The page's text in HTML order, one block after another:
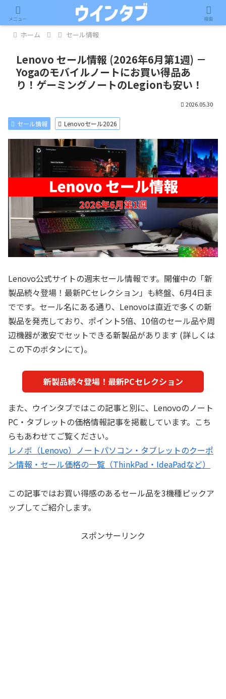
記事内に広告が含まれています。
ホーム セール情報
Lenovo セール情報 (2026年6月第1週) －
Yogaのモバイルノートにお買い得品あ
り！ゲーミングノートのLegionも安い！
2026.05.30
セール情報 Lenovoセール2026
Lenovo公式サイトの週末セール情報です。開催中の「新
製品続々登場！最新PCセレクション」も終盤、6月4日ま
でです。セール名にある通り、Lenovoは直近で多くの新
製品を発売しており、ポイント5倍、10倍のセール品や周
辺機器が激安でセットできる新製品があります (詳しくは
この下のボタンにて)。
新製品続々登場！最新PCセレクション
また、ウインタブではこの記事と別に、Lenovoのノート
PC・タブレットの価格情報記事を掲載しています。こち
らもあわせてご覧ください。
レノボ（Lenovo）ノートパソコン・タブレットのクーポ
ン情報・セール価格の一覧（ThinkPad・IdeaPadなど）
この記事ではお買い得感のあるセール品を3機種ピックア
ップしてご紹介します。
スポンサーリンク
メニュー 検索